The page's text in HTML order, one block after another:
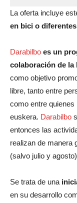
La oferta incluye
en bici o
Darabilbo es un
colaboración de la
como objetivo
libre, tanto entre
como entre
euskera. Darabilbo
entonces las
realizan de manera
(salvo julio y
Se trata de una
en su desarrollo